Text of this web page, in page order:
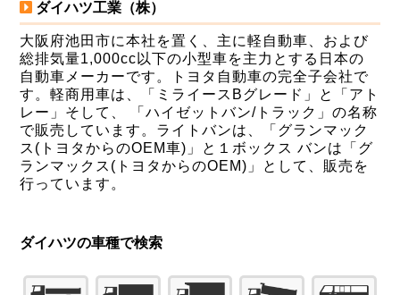
ダイハツ工業（株）
大阪府池田市に本社を置く、主に軽自動車、および
総排気量1,000cc以下の小型車を主力とする日本の
自動車メーカーです。トヨタ自動車の完全子会社で
す。軽商用車は、「ミライースBグレード」と「アト
レー」そして、 「ハイゼットバン/トラック」の名称
で販売しています。ライトバンは、「グランマック
ス(トヨタからのOEM車)」と１ボックス バンは「グ
ランマックス(トヨタからのOEM)」として、販売を
行っています。
ダイハツの車種で検索